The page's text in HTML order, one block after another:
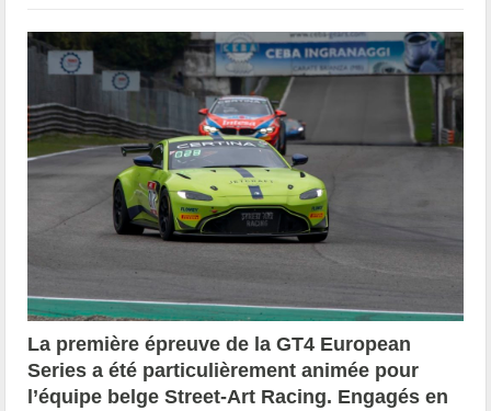
La première épreuve de la GT4 European
Series a été particulièrement animée pour
l’équipe belge Street-Art Racing. Engagés en